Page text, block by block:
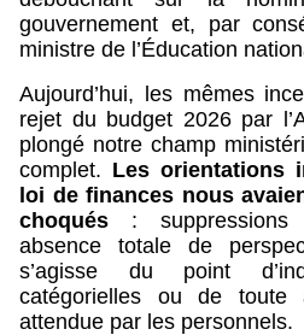
gouvernement et, par
ministre de l’Éducation
Aujourd’hui, les mêmes
rejet du budget 2026 par
plongé notre champ
complet. Les orientations
loi de finances nous
choqués : suppressions
absence totale de
s’agisse du point
catégorielles ou de toute
attendue par les personnels.